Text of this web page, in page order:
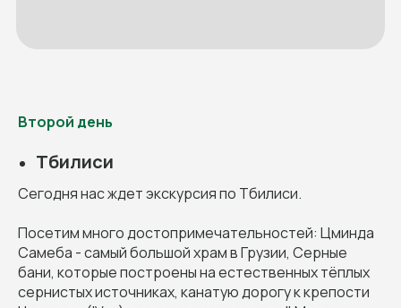
Второй день
Тбилиси
Сегодня нас ждет экскурсия по Тбилиси.
Посетим много достопримечательностей: Цминда
Самеба - самый большой храм в Грузии, Серные
бани, которые построены на естественных тёплых
сернистых источниках, канатую дорогу к крепости